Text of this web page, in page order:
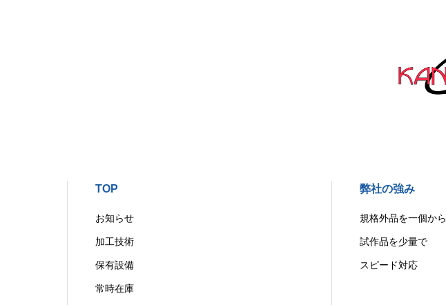
TOP
お知らせ
加工技術
保有設備
常時在庫
弊社の強み
規格外品を一個から
試作品を少量で
スピード対応